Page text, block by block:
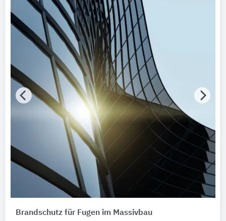
Brandschutz für Fugen im Massivbau